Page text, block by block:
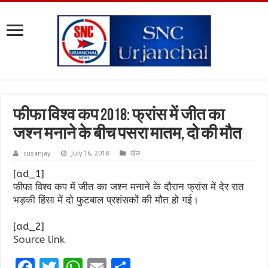
फीफा विश्व कप 2018: फ्रांस में जीत का
जश्न मनाने के बीच पसरा मातम, दो की मौत
cusanjay July 16, 2018 खेल
[ad_1]
फीफा विश्व कप में जीत का जश्न मनाने के दौरान फ्रांस में देर रात
भड़की हिंसा में दो फुटबाल प्रशंसकों की मौत हो गई।
[ad_2]
Source link